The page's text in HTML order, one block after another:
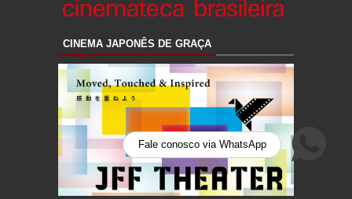
Fale conosco via WhatsApp
CINEMA JAPONÊS DE GRAÇA